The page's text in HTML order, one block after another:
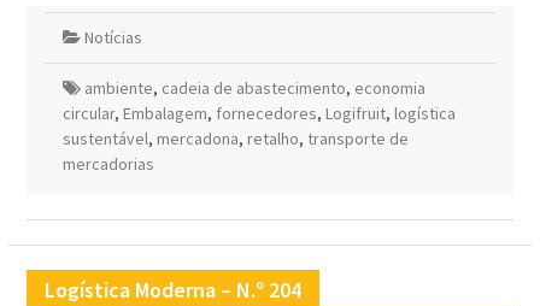
Notícias
ambiente, cadeia de abastecimento, economia
circular, Embalagem, fornecedores, Logifruit, logística
sustentável, mercadona, retalho, transporte de
mercadorias
Logística Moderna – N.º 204